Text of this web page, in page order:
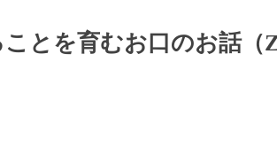
とを育むお口のお話（